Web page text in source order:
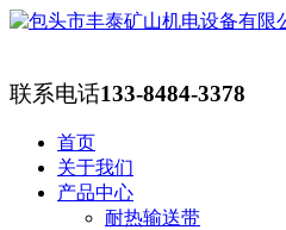
联系电话133-8484-3378
首页
关于我们
产品中心
耐热输送带